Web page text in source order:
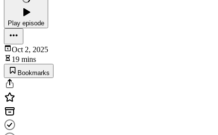
Play episode
Oct 2, 2025
19 mins
Bookmarks